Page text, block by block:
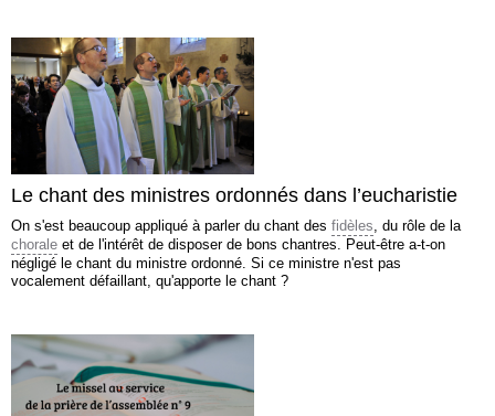
Le chant des ministres ordonnés dans l’eucharistie
On s'est beaucoup appliqué à parler du chant des fidèles, du rôle de la
chorale et de l'intérêt de disposer de bons chantres. Peut-être a-t-on
négligé le chant du ministre ordonné. Si ce ministre n'est pas
vocalement défaillant, qu'apporte le chant ?